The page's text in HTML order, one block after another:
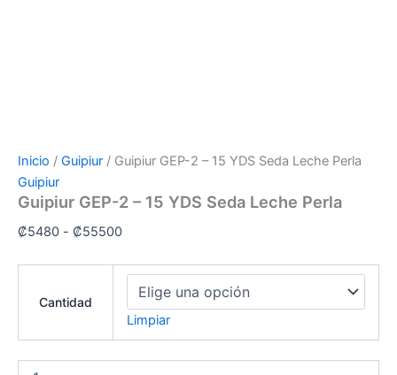
Inicio / Guipiur / Guipiur GEP-2 – 15 YDS Seda Leche Perla
Guipiur
Guipiur GEP-2 – 15 YDS Seda Leche Perla
₡5480 - ₡55500
Cantidad
Limpiar